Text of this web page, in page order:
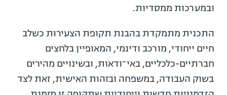
ובמערכות ממסדיות.
התכנית מתמקדת בהבנת תקופת הצעירוּת כשלב
חיים ייחודי, מורכב ודינמי, המאופיין בלחצים
חברתיים-כלכליים, באי־ודאות, ובשינויים מהירים
בשוק העבודה, במשפחה ובזהות האישית, זאת לצד